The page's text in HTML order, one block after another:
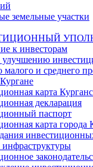
земельные участки
к инвесторам
улучшению
малого и среднего
карта
декларация
паспорт
карта города
инфраструктуры